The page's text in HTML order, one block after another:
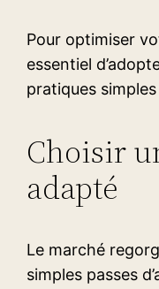
Pour optimiser
essentiel
pratiques
Choisir
adapté
Le marché
simples passes